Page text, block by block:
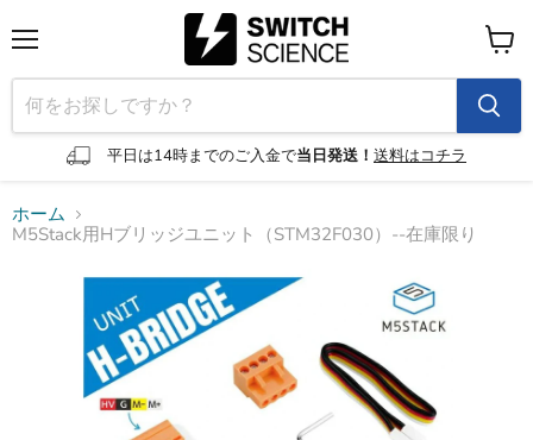
ニ
ュ
ー
平日は14時までのご入金で当日発送！ 送料はコチラ
カ
ー
ト
を
見
ホーム
M5Stack用Hブリッジユニット（STM32F030）--在庫限り